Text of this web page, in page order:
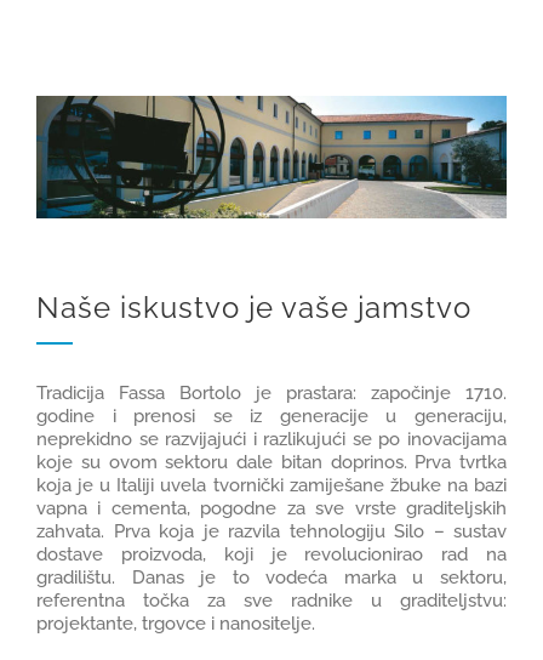
REFERENCE
KARIJERE 1
KONTAKT
Naše iskustvo je vaše jamstvo
Tradicija Fassa Bortolo je prastara: započinje 1710.
godine i prenosi se iz generacije u generaciju,
neprekidno se razvijajući i razlikujući se po inovacijama
koje su ovom sektoru dale bitan doprinos. Prva tvrtka
koja je u Italiji uvela tvornički zamiješane žbuke na bazi
vapna i cementa, pogodne za sve vrste graditeljskih
zahvata. Prva koja je razvila tehnologiju Silo – sustav
dostave proizvoda, koji je revolucionirao rad na
gradilištu. Danas je to vodeća marka u sektoru,
referentna točka za sve radnike u graditeljstvu:
projektante, trgovce i nanositelje.